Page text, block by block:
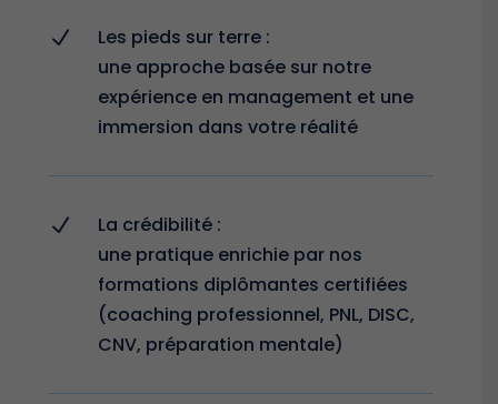
N
Les pieds sur terre :
une approche basée sur notre
expérience en management et une
immersion dans votre réalité
N
La crédibilité :
une pratique enrichie par nos
formations diplômantes certifiées
(coaching professionnel, PNL, DISC,
CNV, préparation mentale)